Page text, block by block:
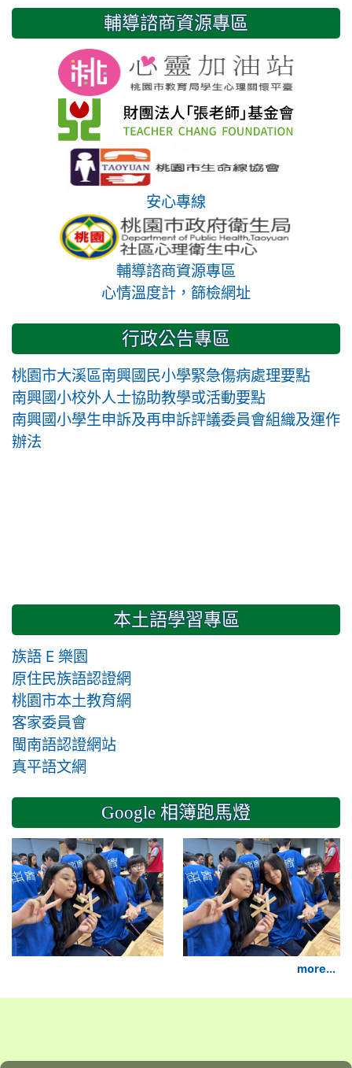
輔導諮商資源專區
安心專線
輔導諮商資源專區
心情溫度計，篩檢網址
行政公告專區
桃園市大溪區南興國民小學緊急傷病處理要點
南興國小校外人士協助教學或活動要點
南興國小學生申訴及再申訴評議委員會組織及運作
辦法
本土語學習專區
族語 E 樂園
原住民族語認證網
桃園市本土教育網
客家委員會
閩南語認證網站
真平語文網
Google 相簿跑馬燈
2024-11-14 六年級三和
more...